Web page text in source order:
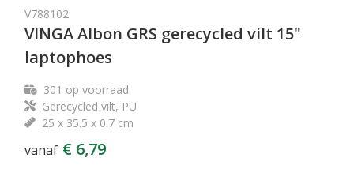
V788102
VINGA Albon GRS gerecycled vilt 15"
laptophoes
301 op voorraad
Gerecycled vilt, PU
25 x 35.5 x 0.7 cm
vanaf € 6,79